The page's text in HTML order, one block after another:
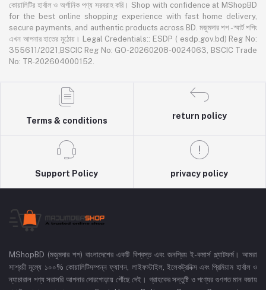
কোয়ালিটির হার্বাল ও অর্গানিক পণ্য সরবরাহ করি। Shop with confidence at MShopBD
for the best online shopping experience with fast home delivery,
secure payments, and authentic products across BD. মজুমদার শপ - স্মার্ট শপিং
এখন আপনার হাতের মুঠোয়। Legal Credentials:: ESDP ( esdp.gov.bd) Reg No:
355611/2021,BSCIC Reg No: GO-20260208-0024063, BSCIC Trade
No: TR-202604000152.
Terms & conditions
return policy
Support Policy privacy policy
MShopBD (মজুমদার শপ) বাংলাদেশের একটি বিশ্বস্ত এবং জনপ্রিয় ই-কমার্স প্ল্যাটফর্ম। আমরা
সাশ্রয়ী মূল্যে ১০০% কোয়ালিটিসম্পন্ন ফ্যাশন, লাইফস্টাইল, ইলেকট্রনিক্স এবং প্রিমিয়াম হার্বাল ও
ন্যাচারাল পণ্য সরাসরি আপনার দোরগোড়ায় পৌঁছে দেই। গ্রাহকের সন্তুষ্টি ও পণ্যের গুণগত মান বজায়